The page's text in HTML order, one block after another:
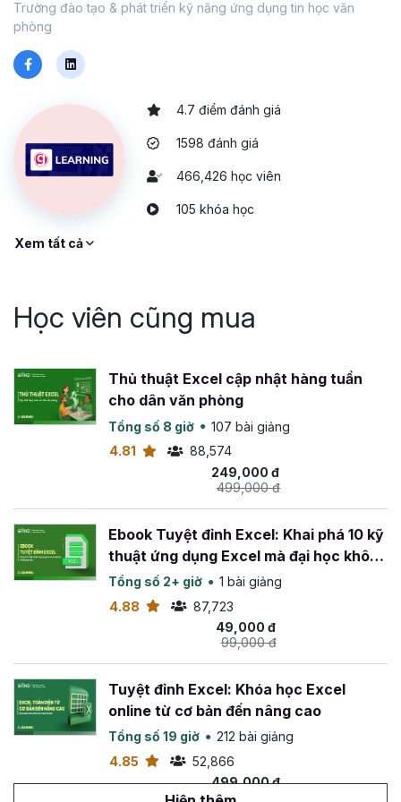
Trường đào tạo & phát triển kỹ năng ứng dụng tin học văn
phòng
4.7 điểm đánh giá
1598 đánh giá
466,426 học viên
105 khóa học
Xem tất cả
Học viên cũng mua
Thủ thuật Excel cập nhật hàng tuần
cho dân văn phòng
Tổng số 8 giờ
107 bài giảng
4.81
88,574
249,000 đ
499,000 đ
Ebook Tuyệt đỉnh Excel: Khai phá 10 kỹ
thuật ứng dụng Excel mà đại học không
dạy bạn
Tổng số 2+ giờ
1 bài giảng
4.88
87,723
49,000 đ
99,000 đ
Tuyệt đỉnh Excel: Khóa học Excel
online từ cơ bản đến nâng cao
Tổng số 19 giờ
212 bài giảng
4.85
52,866
499,000 đ
799,000 đ